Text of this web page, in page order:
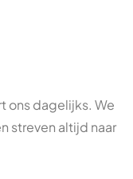
ons dagelijks. We
streven altijd naar